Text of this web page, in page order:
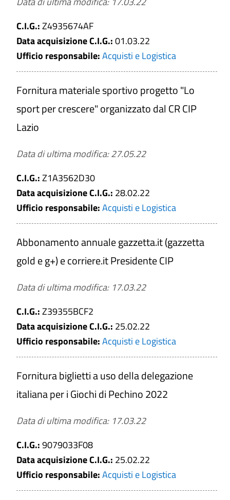
C.I.G.:Z4935674AF
Data acquisizione C.I.G.:01.03.22
Ufficio responsabile:Acquisti e Logistica
Fornitura materiale sportivo progetto "Lo
sport per crescere" organizzato dal CR CIP
Lazio
Data di ultima modifica: 27.05.22
C.I.G.:Z1A3562D30
Data acquisizione C.I.G.: 28.02.22
Ufficio responsabile:Acquisti e Logistica
Abbonamento annuale gazzetta.it (gazzetta
gold e g+) e corriere.it Presidente CIP
Data di ultima modifica: 17.03.22
C.I.G.:Z39355BCF2
Data acquisizione C.I.G.: 25.02.22
Ufficio responsabile:Acquisti e Logistica
Fornitura biglietti a uso della delegazione
italiana per i Giochi di Pechino 2022
Data di ultima modifica: 17.03.22
C.I.G.:9079033F08
Data acquisizione C.I.G.: 25.02.22
Ufficio responsabile:Acquisti e Logistica